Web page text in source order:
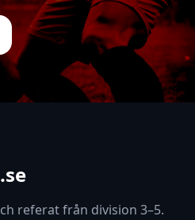
referat från division 3–5.